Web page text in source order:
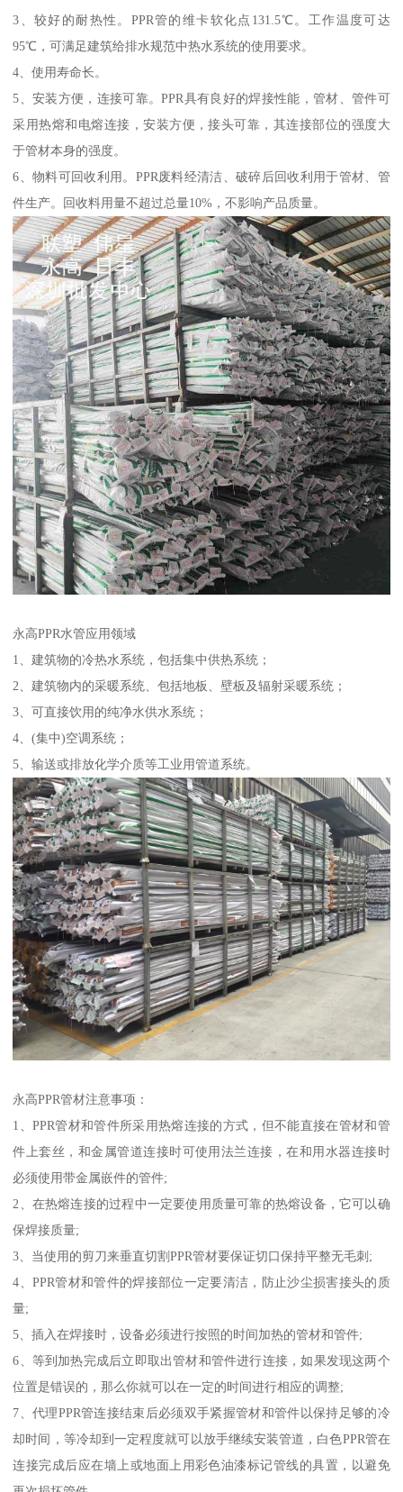
3、较好的耐热性。PPR管的维卡软化点131.5℃。工作温度可达
95℃，可满足建筑给排水规范中热水系统的使用要求。
4、使用寿命长。
5、安装方便，连接可靠。PPR具有良好的焊接性能，管材、管件可
采用热熔和电熔连接，安装方便，接头可靠，其连接部位的强度大
于管材本身的强度。
6、物料可回收利用。PPR废料经清洁、破碎后回收利用于管材、管
件生产。回收料用量不超过总量10%，不影响产品质量。
永高PPR水管应用领域
1、建筑物的冷热水系统，包括集中供热系统；
2、建筑物内的采暖系统、包括地板、壁板及辐射采暖系统；
3、可直接饮用的纯净水供水系统；
4、(集中)空调系统；
5、输送或排放化学介质等工业用管道系统。
永高PPR管材注意事项：
1、PPR管材和管件所采用热熔连接的方式，但不能直接在管材和管
件上套丝，和金属管道连接时可使用法兰连接，在和用水器连接时
必须使用带金属嵌件的管件;
2、在热熔连接的过程中一定要使用质量可靠的热熔设备，它可以确
保焊接质量;
3、当使用的剪刀来垂直切割PPR管材要保证切口保持平整无毛刺;
4、PPR管材和管件的焊接部位一定要清洁，防止沙尘损害接头的质
量;
5、插入在焊接时，设备必须进行按照的时间加热的管材和管件;
6、等到加热完成后立即取出管材和管件进行连接，如果发现这两个
位置是错误的，那么你就可以在一定的时间进行相应的调整;
7、代理PPR管连接结束后必须双手紧握管材和管件以保持足够的冷
却时间，等冷却到一定程度就可以放手继续安装管道，白色PPR管在
连接完成后应在墙上或地面上用彩色油漆标记管线的具置，以避免